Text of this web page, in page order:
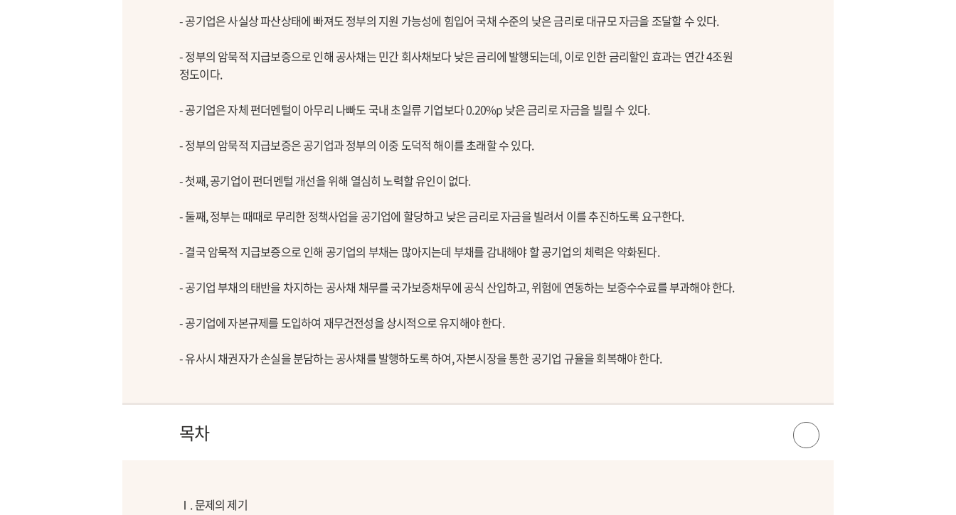
- 공기업은 사실상 파산상태에 빠져도 정부의 지원 가능성에 힘입어 국채 수준의 낮은 금리로 대규모 자금을 조달할 수 있다.
- 정부의 암묵적 지급보증으로 인해 공사채는 민간 회사채보다 낮은 금리에 발행되는데, 이로 인한 금리할인 효과는 연간 4조원
정도이다.
- 공기업은 자체 펀더멘털이 아무리 나빠도 국내 초일류 기업보다 0.20%p 낮은 금리로 자금을 빌릴 수 있다.
- 정부의 암묵적 지급보증은 공기업과 정부의 이중 도덕적 해이를 초래할 수 있다.
- 첫째, 공기업이 펀더멘털 개선을 위해 열심히 노력할 유인이 없다.
- 둘째, 정부는 때때로 무리한 정책사업을 공기업에 할당하고 낮은 금리로 자금을 빌려서 이를 추진하도록 요구한다.
- 결국 암묵적 지급보증으로 인해 공기업의 부채는 많아지는데 부채를 감내해야 할 공기업의 체력은 약화된다.
- 공기업 부채의 태반을 차지하는 공사채 채무를 국가보증채무에 공식 산입하고, 위험에 연동하는 보증수수료를 부과해야 한다.
- 공기업에 자본규제를 도입하여 재무건전성을 상시적으로 유지해야 한다.
- 유사시 채권자가 손실을 분담하는 공사채를 발행하도록 하여, 자본시장을 통한 공기업 규율을 회복해야 한다.
목차
Ⅰ. 문제의 제기